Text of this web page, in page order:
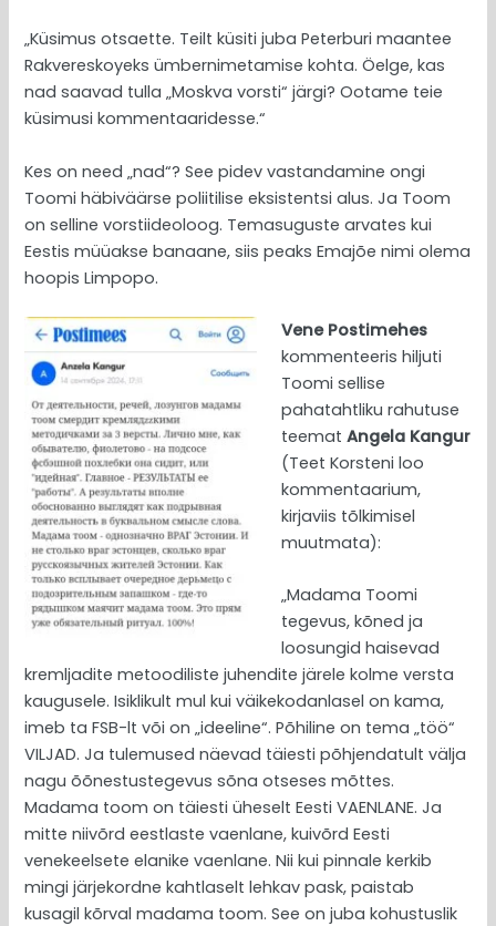
„Küsimus otsaette. Teilt küsiti juba Peterburi maantee
Rakvereskoyeks ümbernimetamise kohta. Öelge, kas
nad saavad tulla „Moskva vorsti“ järgi? Ootame teie
küsimusi kommentaaridesse.“
Kes on need „nad“? See pidev vastandamine ongi
Toomi häbiväärse poliitilise eksistentsi alus. Ja Toom
on selline vorstiideoloog. Temasuguste arvates kui
Eestis müüakse banaane, siis peaks Emajõe nimi olema
hoopis Limpopo.
Vene Postimehes
kommenteeris hiljuti
Toomi sellise
pahatahtliku rahutuse
teematAngela Kangur
(Teet Korsteni loo
kommentaarium,
kirjaviis tõlkimisel
muutmata):
„Madama Toomi
tegevus, kõned ja
loosungid haisevad
kremljadite metoodiliste juhendite järele kolme versta
kaugusele. Isiklikult mul kui väikekodanlasel on kama,
imeb ta FSB-lt või on „ideeline“. Põhiline on tema „töö“
VILJAD. Ja tulemused näevad täiesti põhjendatult välja
nagu õõnestustegevus sõna otseses mõttes.
Madama toom on täiesti üheselt Eesti VAENLANE. Ja
mitte niivõrd eestlaste vaenlane, kuivõrd Eesti
venekeelsete elanike vaenlane. Nii kui pinnale kerkib
mingi järjekordne kahtlaselt lehkav pask, paistab
kusagil kõrval madama toom. See on juba kohustuslik